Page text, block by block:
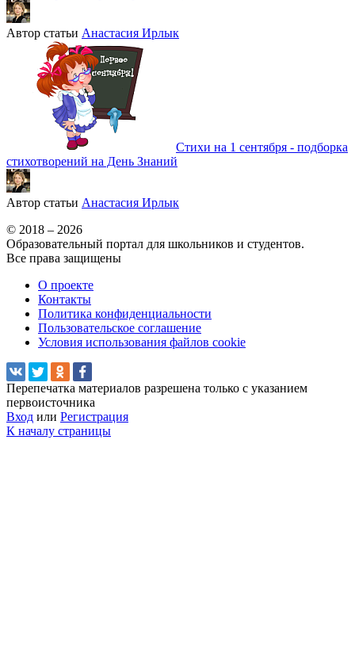
Автор статьи Анастасия Ирлык
Стихи на 1 сентября - подборка
стихотворений на День Знаний
Автор статьи Анастасия Ирлык
© 2018 – 2026
Образовательный портал для школьников и студентов.
Все права защищены
О проекте
Контакты
Политика конфиденциальности
Пользовательское соглашение
Условия использования файлов cookie
Перепечатка материалов разрешена только с указанием
первоисточника
Вход или Регистрация
К началу страницы